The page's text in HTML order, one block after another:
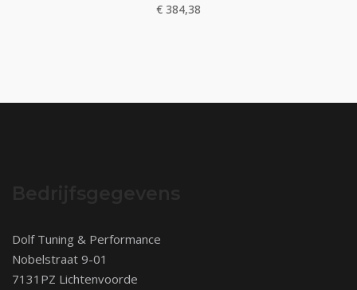
€ 384,38
Dolf Tuning & Performance
Nobelstraat 9-01
7131PZ Lichtenvoorde